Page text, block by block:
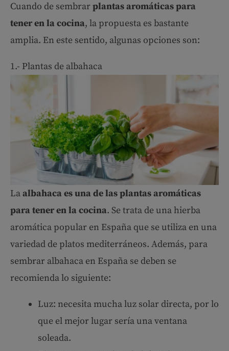
Cuando de sembrarplantas aromáticas para
tener en la cocina, la propuesta es bastante
amplia. En este sentido, algunas opciones son:
1.- Plantas de albahaca
Laalbahaca es una de las plantas aromáticas
para tener en la cocina. Se trata de una hierba
aromática popular en España que se utiliza en una
variedad de platos mediterráneos. Además, para
sembrar albahaca en España se deben se
recomienda lo siguiente:
Luz: necesita mucha luz solar directa, por lo
que el mejor lugar sería una ventana
soleada.